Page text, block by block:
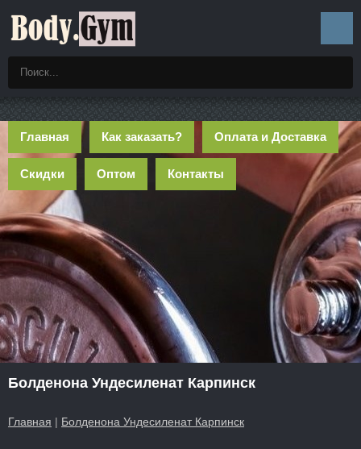
Главная Как заказать? Оплата и Доставка
Скидки Оптом Контакты
Болденона Ундесиленат Карпинск
Главная | Болденона Ундесиленат Карпинск